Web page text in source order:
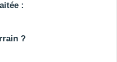
:
?